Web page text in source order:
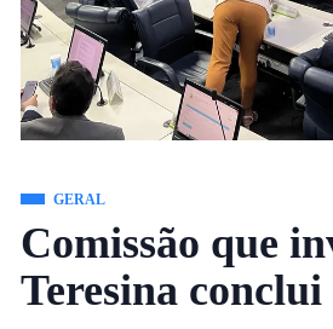
GERAL
Comissão que
Teresina